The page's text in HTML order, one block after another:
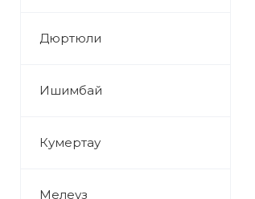
Дюртюли
Ишимбай
Кумертау
Мелеуз